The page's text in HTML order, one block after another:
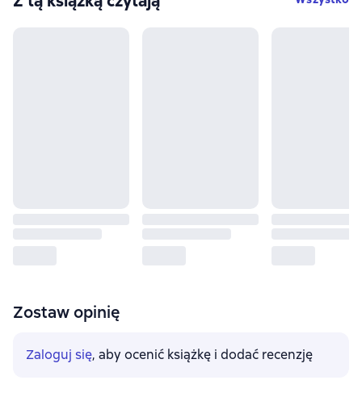
Zostaw opinię
Zaloguj się, aby ocenić książkę i dodać recenzję